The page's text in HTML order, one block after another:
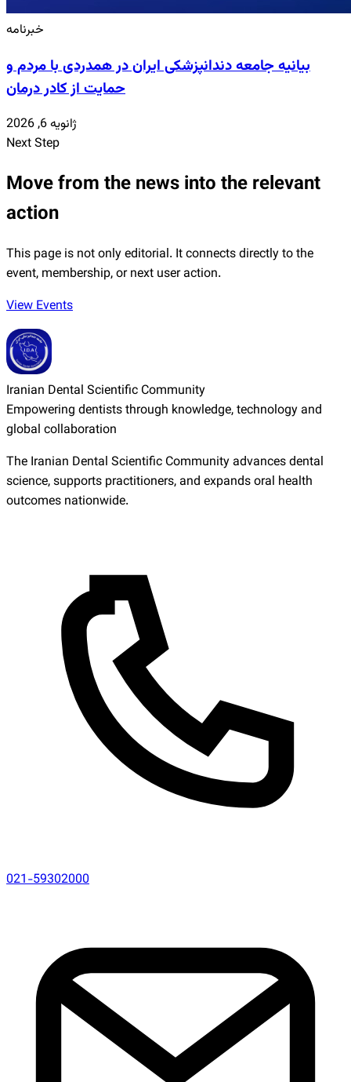
خبرنامه
بیانیه جامعه دندانپزشکی ایران در همدردی با مردم و
حمایت از کادر درمان
ژانویه 6, 2026
Next Step
Move from the news into the relevant
action
This page is not only editorial. It connects directly to the
event, membership, or next user action.
View Events
Iranian Dental Scientific Community
Empowering dentists through knowledge, technology and
global collaboration
The Iranian Dental Scientific Community advances dental
science, supports practitioners, and expands oral health
outcomes nationwide.
021-59302000